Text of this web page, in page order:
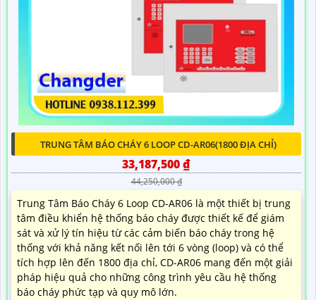
TRUNG TÂM BÁO CHÁY 6 LOOP CD-AR06(1800 ĐỊA CHỈ)
33,187,500 ₫
44,250,000 ₫
Trung Tâm Báo Cháy 6 Loop CD-AR06 là một thiết bị trung
tâm điều khiển hệ thống báo cháy được thiết kế để giám
sát và xử lý tín hiệu từ các cảm biến báo cháy trong hệ
thống với khả năng kết nối lên tới 6 vòng (loop) và có thể
tích hợp lên đến 1800 địa chỉ, CD-AR06 mang đến một giải
pháp hiệu quả cho những công trình yêu cầu hệ thống
báo cháy phức tạp và quy mô lớn.